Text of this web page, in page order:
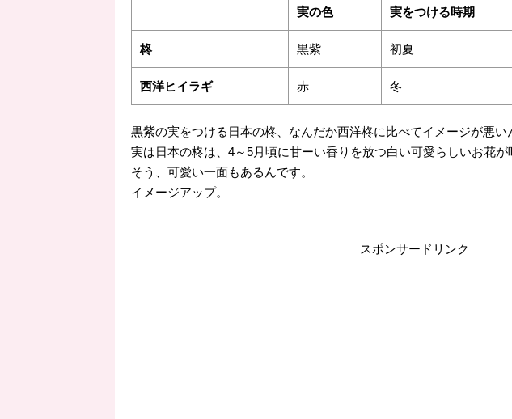
実の色 実をつける時期
柊 黒紫 初夏
西洋ヒイラギ 赤 冬
黒紫の実をつける日本の柊、なんだか西洋柊に比べてイメージが悪い
実は日本の柊は、4～5月頃に甘ーい香りを放つ白い可愛らしいお花が
そう、可愛い一面もあるんです。
イメージアップ。
スポンサードリンク